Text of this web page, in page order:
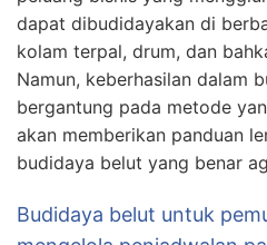
dapat dibudidayakan di
kolam terpal, drum, dan
Namun, keberhasilan dalam
bergantung pada metode
akan memberikan panduan
budidaya belut yang benar
Budidaya belut untuk